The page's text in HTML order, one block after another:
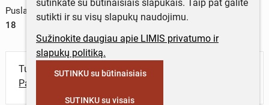
Puslapių skaičius
18
Turite daugiau informacijos apie objektą?
Parašykite mums!
sutinkate su būtinaisiais slapukais. Taip pat galite
sutikti ir su visų slapukų naudojimu.
Sužinokite daugiau apie LIMIS privatumo ir
slapukų politiką.
SUTINKU su būtinaisiais
SUTINKU su visais